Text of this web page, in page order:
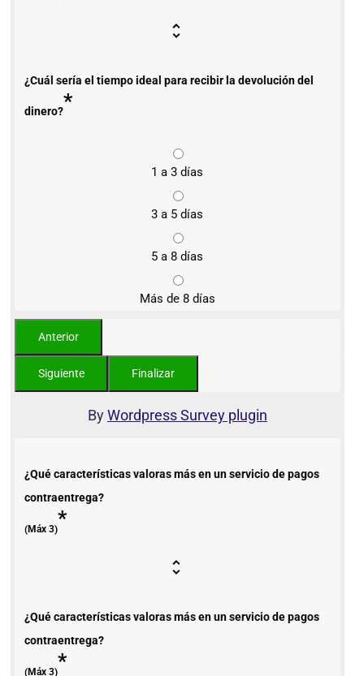
¿Cuál sería el tiempo ideal para recibir la devolución del
dinero?*
1 a 3 días
3 a 5 días
5 a 8 días
Más de 8 días
ByWordpress Survey plugin
¿Qué características valoras más en un servicio de pagos
contraentrega?
(Máx 3)*
¿Qué características valoras más en un servicio de pagos
contraentrega?
(Máx 3)*